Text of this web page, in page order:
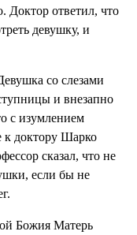
ответил, что
девушку, и
со слезами
и внезапно
с изумлением
к доктору Шарко
сказал, что не
если бы не
Божия Матерь